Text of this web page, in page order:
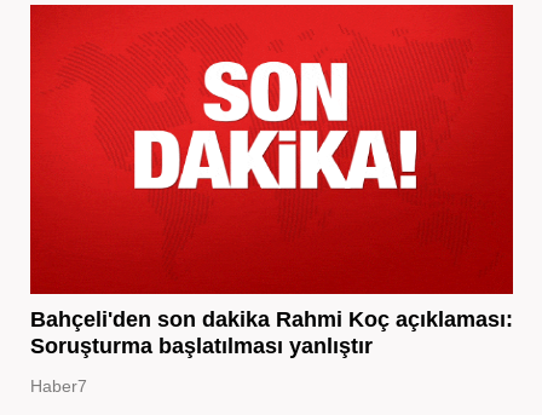
Bahçeli'den son dakika Rahmi Koç açıklaması:
Soruşturma başlatılması yanlıştır
Haber7